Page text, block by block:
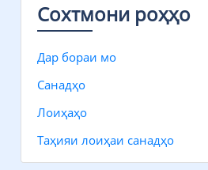
Сохтмони роҳҳо
Дар бораи мо
Санадҳо
Лоиҳаҳо
Таҳияи лоиҳаи санадҳо